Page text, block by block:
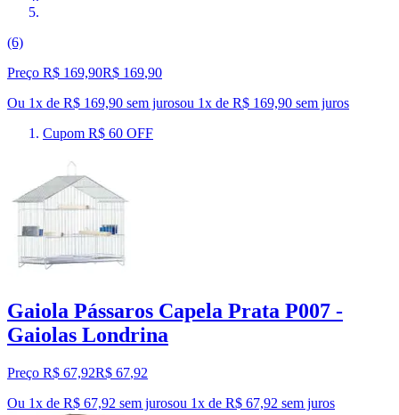
(6)
Preço R$ 169,90R$ 169,90
Ou 1x de R$ 169,90 sem jurosou 1x de R$ 169,90 sem juros
Cupom R$ 60 OFF
Gaiola Pássaros Capela Prata P007 -
Gaiolas Londrina
Preço R$ 67,92R$ 67,92
Ou 1x de R$ 67,92 sem jurosou 1x de R$ 67,92 sem juros